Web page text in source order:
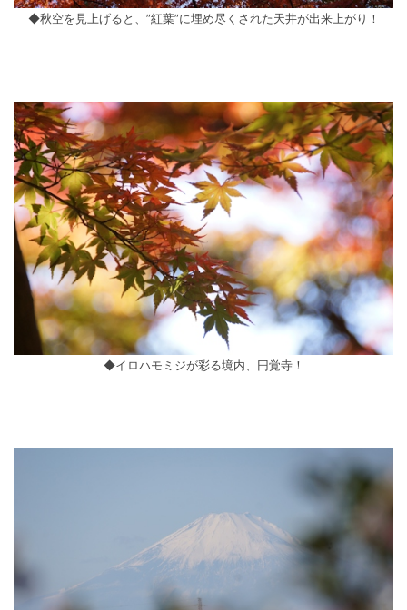
◆秋空を見上げると、”紅葉”に埋め尽くされた天井が出来上がり！
◆イロハモミジが彩る境内、円覚寺！